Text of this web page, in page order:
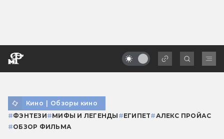
Кино | Обзоры кино
#ФЭНТЕЗИ#МИФЫ И ЛЕГЕНДЫ #ЕГИПЕТ#АЛЕКС ПРОЙАС
#ОБЗОР ФИЛЬМА